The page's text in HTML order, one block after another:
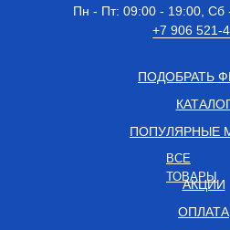
ОПЛАТА
Пн - Пт: 09:00 - 19:00, Сб
+7 906 521-
АКЦИИ
ПОПУЛЯРНЫЕ
ВСЕ
ТОВАРЫ
ПОДОБРАТЬ